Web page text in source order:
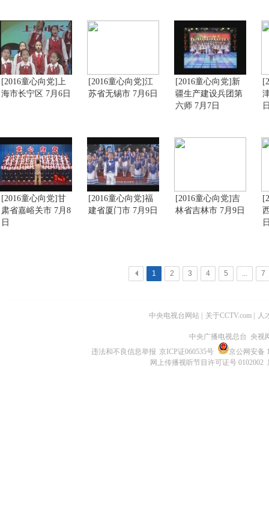
[2016童心向党]上
海市长宁区 7月6日
[2016童心向党]江
苏省无锡市 7月6日
[2016童心向党]新
疆生产建设兵团第
六师 7月7日
[2016童心向党]甘
肃省嘉峪关市 7月8
日
[2016童心向党]福
建省厦门市 7月9日
[2016童心向党]吉
林省吉林市 7月9日
< 1 2 3 4 5 ... 7
中央电视台网站 关于CCTV.com 人
中央广播电视总台 央视
违法和不良信息举报 京ICP证060535号
京公网安备
网上传播视听节目许可证号 0102002